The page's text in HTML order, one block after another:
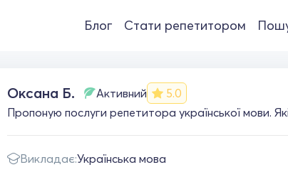
Блог Стати репетитором
Оксана Б. Активний
5.0
Пропоную послуги репетитора української мови.
Викладає:Українська мова